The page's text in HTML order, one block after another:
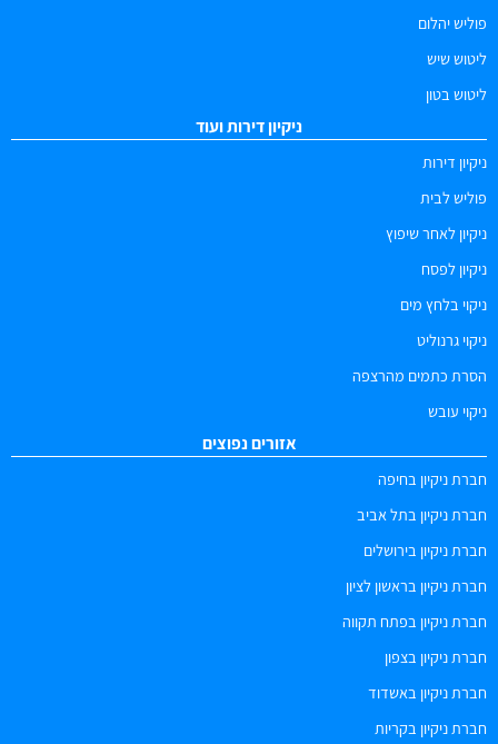
פוליש יהלום
ליטוש שיש
ליטוש בטון
ניקיון דירות ועוד
ניקיון דירות
פוליש לבית
ניקיון לאחר שיפוץ
ניקיון לפסח
ניקוי בלחץ מים
ניקוי גרנוליט
הסרת כתמים מהרצפה
ניקוי עובש
אזורים נפוצים
חברת ניקיון בחיפה
חברת ניקיון בתל אביב
חברת ניקיון בירושלים
חברת ניקיון בראשון לציון
חברת ניקיון בפתח תקווה
חברת ניקיון בצפון
חברת ניקיון באשדוד
חברת ניקיון בקריות